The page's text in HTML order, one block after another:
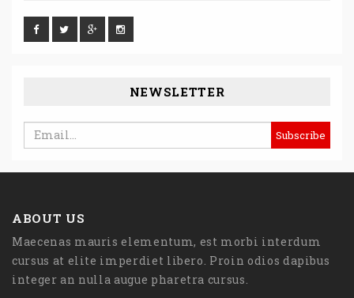
NEWSLETTER
ABOUT US
Maecenas mauris elementum, est morbi interdum
cursus at elite imperdiet libero. Proin odios dapibus
integer an nulla augue pharetra cursus.